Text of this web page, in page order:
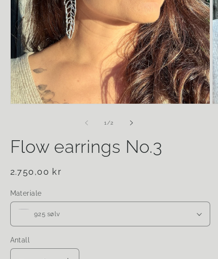
1/av
2
Flow earrings No.3
Vanlig
2.750,00 kr
Materiale
Antall